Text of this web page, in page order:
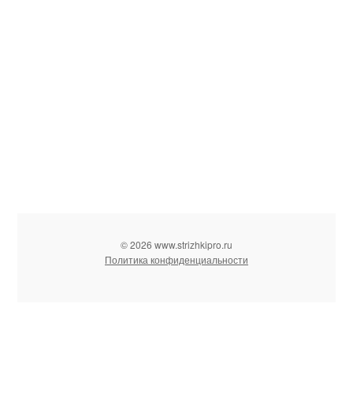
© 2026 www.strizhkipro.ru
Политика конфиденциальности